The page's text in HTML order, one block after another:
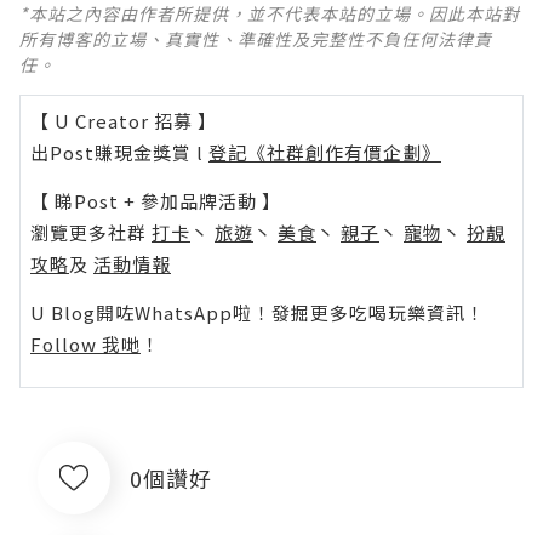
*本站之內容由作者所提供，並不代表本站的立場。因此本站對
所有博客的立場、真實性、準確性及完整性不負任何法律責
任。
【 U Creator 招募 】
出Post賺現金獎賞 l 登記《社群創作有價企劃》
【 睇Post + 參加品牌活動 】
瀏覽更多社群 打卡 丶 旅遊 丶 美食 丶 親子 丶 寵物 丶 扮靚
攻略及 活動情報
U Blog開咗WhatsApp啦！發掘更多吃喝玩樂資訊！
Follow 我哋 ！
0個讚好